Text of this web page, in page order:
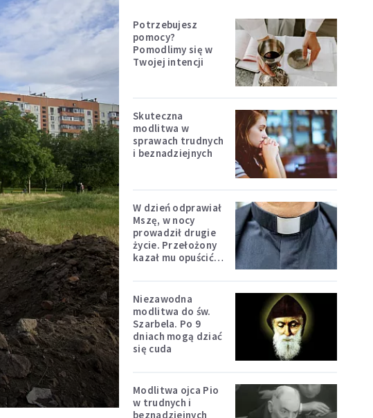
Potrzebujesz
pomocy?
Pomodlimy się w
Twojej intencji
Skuteczna
modlitwa w
sprawach trudnych
i beznadziejnych
W dzień odprawiał
Mszę, w nocy
prowadził drugie
życie. Przełożony
kazał mu opuścić
Niezawodna
modlitwa do św.
Szarbela. Po 9
dniach mogą dziać
się cuda
Modlitwa ojca Pio
w trudnych i
beznadziejnych